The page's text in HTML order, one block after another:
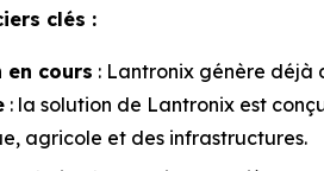
clés :
cours : Lantronix génère déjà
: la solution de Lantronix est
agricole et des infrastructures.